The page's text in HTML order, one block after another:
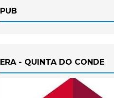
PUB
ERA - QUINTA DO CONDE